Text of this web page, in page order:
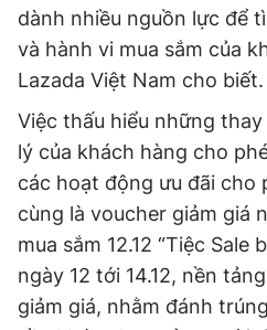
dành nhiều nguồn lực để
và hành vi mua sắm của
Lazada Việt Nam cho biết.
Việc thấu hiểu những
lý của khách hàng cho
các hoạt động ưu đãi cho
cùng là voucher giảm giá
mua sắm 12.12 “Tiệc Sale
ngày 12 tới 14.12, nền
giảm giá, nhằm đánh